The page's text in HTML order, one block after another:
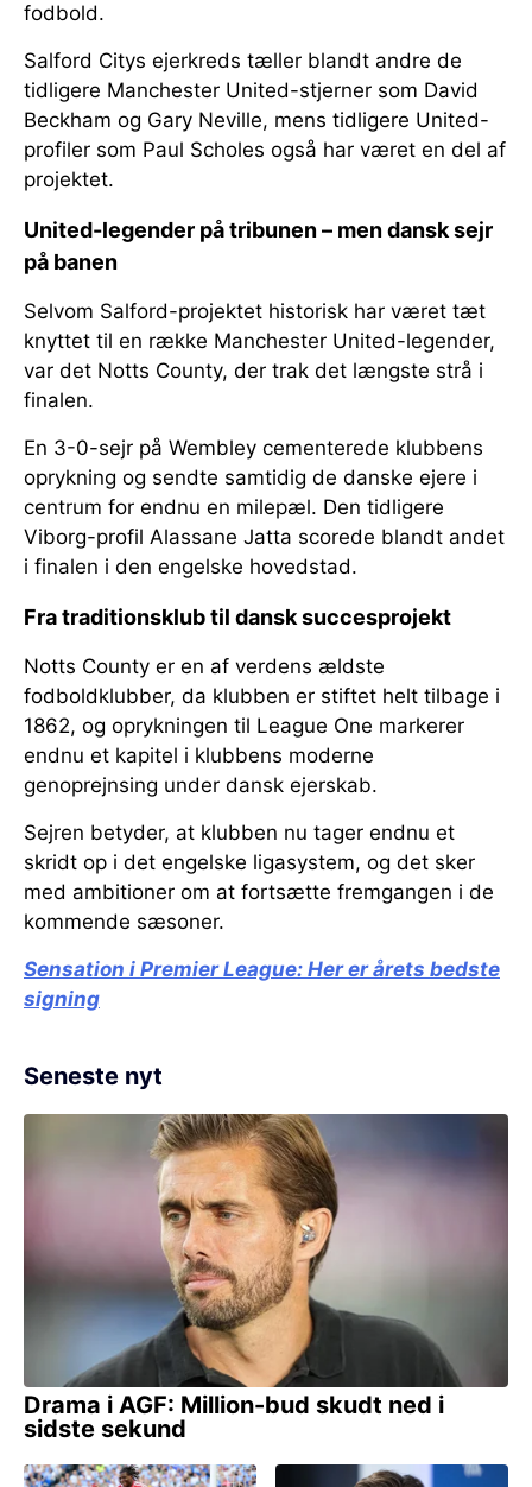
fodbold.
Salford Citys ejerkreds tæller blandt andre de
tidligere Manchester United-stjerner som David
Beckham og Gary Neville, mens tidligere United-
profiler som Paul Scholes også har været en del af
projektet.
United-legender på tribunen – men dansk sejr
på banen
Selvom Salford-projektet historisk har været tæt
knyttet til en række Manchester United-legender,
var det Notts County, der trak det længste strå i
finalen.
En 3-0-sejr på Wembley cementerede klubbens
oprykning og sendte samtidig de danske ejere i
centrum for endnu en milepæl. Den tidligere
Viborg-profil Alassane Jatta scorede blandt andet
i finalen i den engelske hovedstad.
Fra traditionsklub til dansk succesprojekt
Notts County er en af verdens ældste
fodboldklubber, da klubben er stiftet helt tilbage i
1862, og oprykningen til League One markerer
endnu et kapitel i klubbens moderne
genoprejnsing under dansk ejerskab.
Sejren betyder, at klubben nu tager endnu et
skridt op i det engelske ligasystem, og det sker
med ambitioner om at fortsætte fremgangen i de
kommende sæsoner.
Sensation i Premier League: Her er årets bedste
signing
Seneste nyt